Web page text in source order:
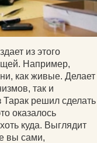
из этого
Например,
как живые. Делает
так и
Тарак решил сделать
оказалось
куда. Выглядит
вы сами,